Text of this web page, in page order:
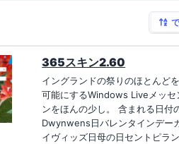
365スキン2.60
イングランドの祭りのほとんど
可能にするWindows Liveメッセ
ンをほんの少し。 含まれる日付
Dwynwens日バレンタインデー
イヴィッズ日母の日セントピラ